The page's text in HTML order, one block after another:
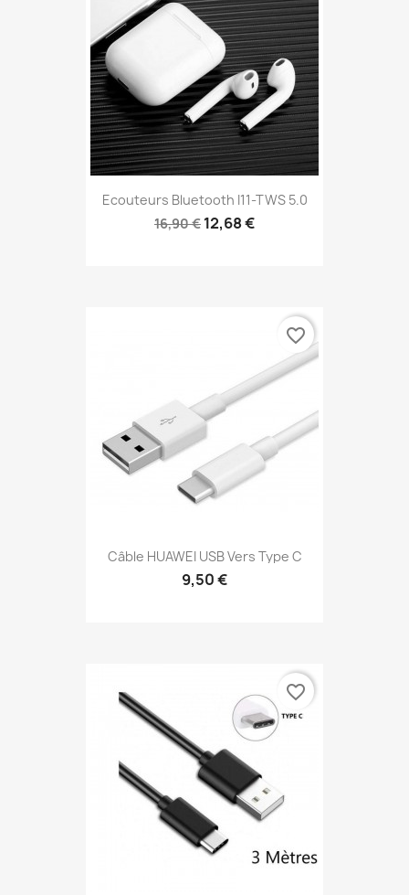
Ecouteurs Bluetooth I11-TWS 5.0
16,90 € 12,68 €
Câble HUAWEI USB Vers Type C
9,50 €
favorite_border
favorite_border